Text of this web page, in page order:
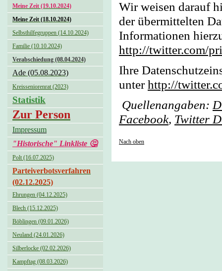
Meine Zeit (19.10.2024)
Meine Zeit (18.10.2024)
Selbsthilfegruppen (14.10.2024)
Familie (10.10.2024)
Verabschiedung (08.04.2024)
Ade (05.08.2023)
Kreisseniorenrat (2023)
Statistik
Zur Person
Impressum
"Historische" Linkliste 🤔
Polt (16.07.2025)
Parteiverbotsverfahren
(02.12.2025)
Ehrungen (04.12.2025)
Blech (15.12.2025)
Böblingen (09.01.2026)
Neuland (24.01.2026)
Silberlocke (02.02.2026)
Kampftag (08.03.2026)
Wir weisen darauf
der übermittelten
Informationen
http://twitter.com/
Ihre
unterhttp://
Quellenangaben:
Facebook, Twitter
Nach oben